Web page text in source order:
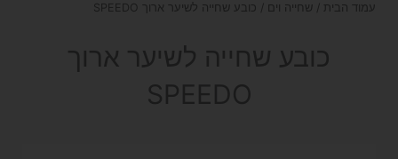
עמוד הבית / שחייה וים / כובע שחייה לשיער ארוך SPEEDO
כובע שחייה לשיער ארוך
SPEEDO